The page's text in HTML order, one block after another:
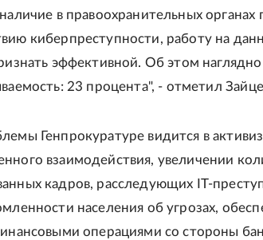
в правоохранительных
киберпреступности, работу на
эффективной. Об этом наглядно
23 процента", - отметил
Генпрокуратуре видится в
взаимодействия, увеличении
кадров, расследующих IT-
населения об угрозах,
операциями со стороны